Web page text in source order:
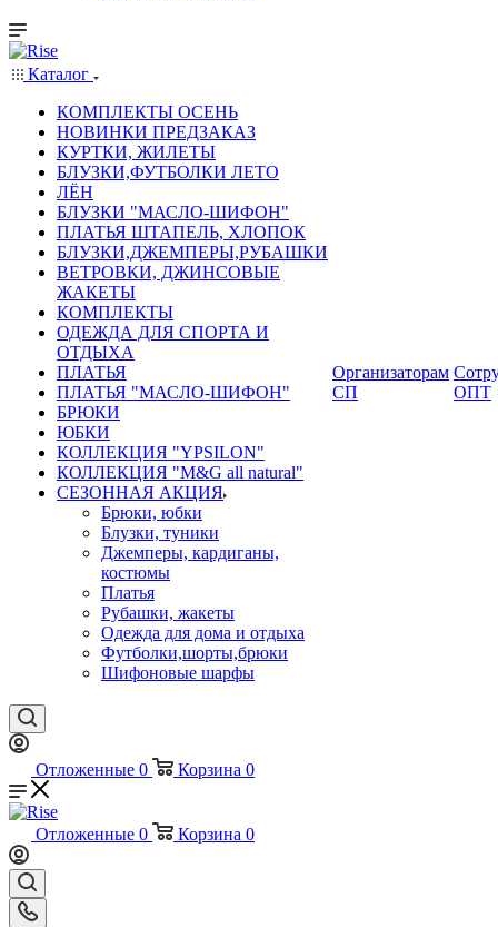
Каталог
КОМПЛЕКТЫ ОСЕНЬ
НОВИНКИ ПРЕДЗАКАЗ
КУРТКИ, ЖИЛЕТЫ
БЛУЗКИ,ФУТБОЛКИ ЛЕТО
ЛЁН
БЛУЗКИ "МАСЛО-ШИФОН"
ПЛАТЬЯ ШТАПЕЛЬ, ХЛОПОК
БЛУЗКИ,ДЖЕМПЕРЫ,РУБАШКИ
ВЕТРОВКИ, ДЖИНСОВЫЕ
ЖАКЕТЫ
КОМПЛЕКТЫ
ОДЕЖДА ДЛЯ СПОРТА И
ОТДЫХА
ПЛАТЬЯ
ПЛАТЬЯ "МАСЛО-ШИФОН"
БРЮКИ
ЮБКИ
КОЛЛЕКЦИЯ "YPSILON"
КОЛЛЕКЦИЯ "M&G all natural"
СЕЗОННАЯ АКЦИЯ
Брюки, юбки
Блузки, туники
Джемперы, кардиганы,
костюмы
Платья
Рубашки, жакеты
Одежда для дома и отдыха
Футболки,шорты,брюки
Шифоновые шарфы
Организаторам
СП
ОПТ
Отложенные 0 Корзина 0
Отложенные 0 Корзина 0